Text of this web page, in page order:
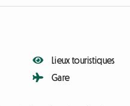
Lieux touristiques
Gare